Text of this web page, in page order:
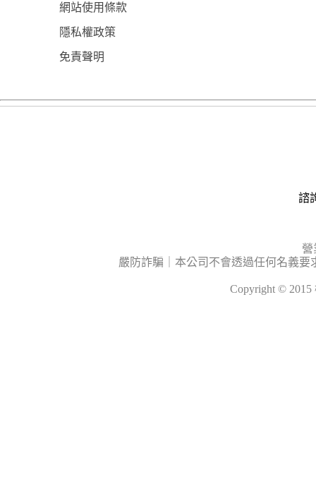
網站使用條款
隱私權政策
免責聲明
諮
營
嚴防詐騙｜本公司不會透過任何名義
Copyright ©